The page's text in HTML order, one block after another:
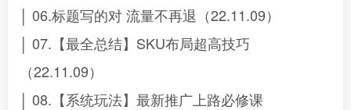
│ 06.标题写的对 流量不再退（22.11.09）
│ 07.【最全总结】SKU布局超高技巧
（22.11.09）
│ 08.【系统玩法】最新推广上路必修课